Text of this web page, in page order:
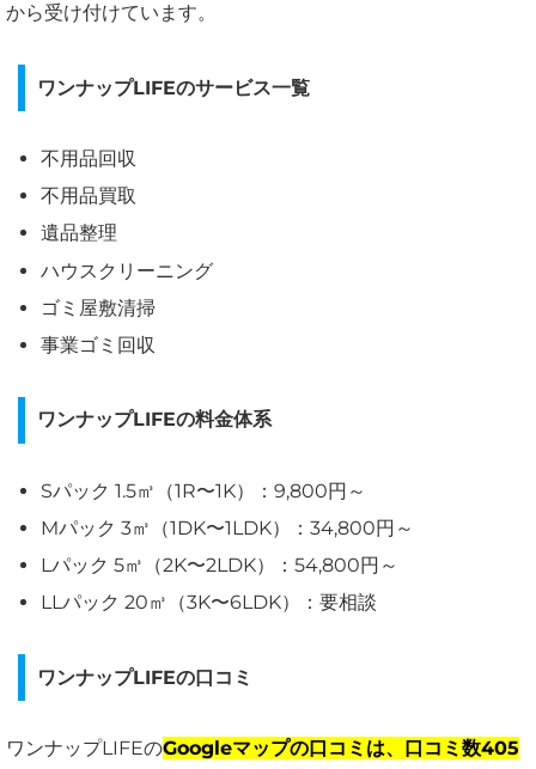
から受け付けています。
ワンナップLIFEのサービス一覧
不用品回収
不用品買取
遺品整理
ハウスクリーニング
ゴミ屋敷清掃
事業ゴミ回収
ワンナップLIFEの料金体系
Sパック 1.5㎥（1R〜1K）：9,800円～
Mパック 3㎥（1DK〜1LDK）：34,800円～
Lパック 5㎥（2K〜2LDK）：54,800円～
LLパック 20㎥（3K〜6LDK）：要相談
ワンナップLIFEの口コミ
ワンナップLIFEのGoogleマップの口コミは、口コミ数405